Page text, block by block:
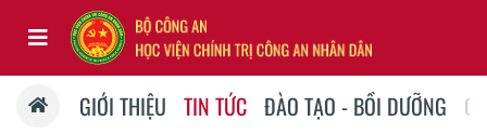
GIỚI THIỆU TIN TỨC ĐÀO TẠO - BỒI DƯỠNG